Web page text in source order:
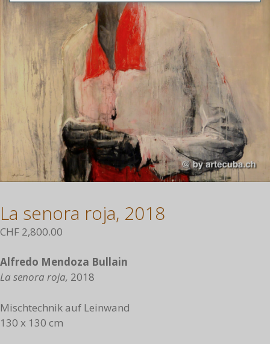
La senora roja, 2018
CHF 2,800.00
Alfredo Mendoza Bullain
La senora roja, 2018
Mischtechnik auf Leinwand
130 x 130 cm